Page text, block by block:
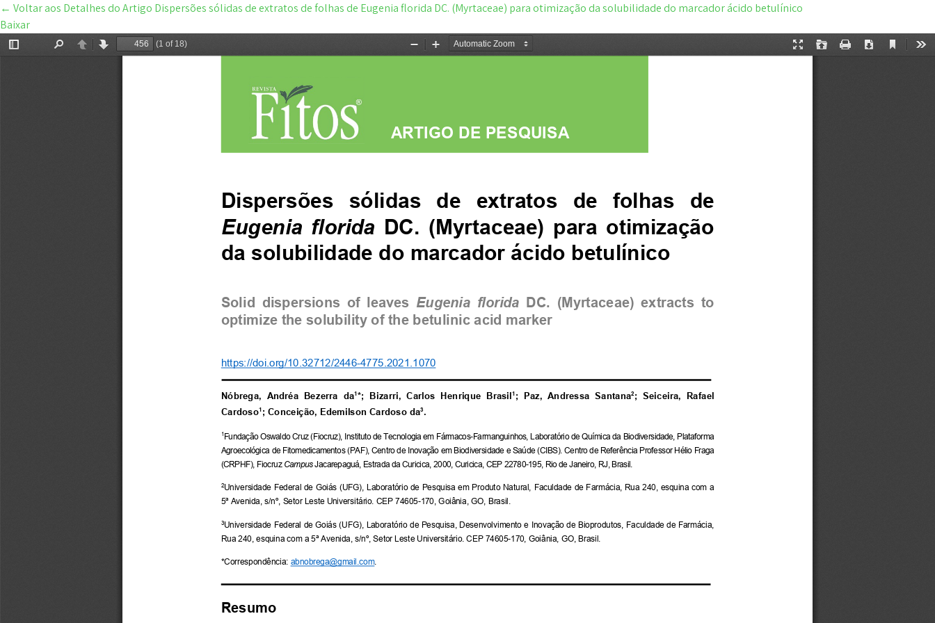
← Voltar aos Detalhes do Artigo Dispersões sólidas de extratos de folhas de Eugenia florida DC. (Myrtaceae) para otimização da solubilidade do marcador ácido betulínico
Baixar